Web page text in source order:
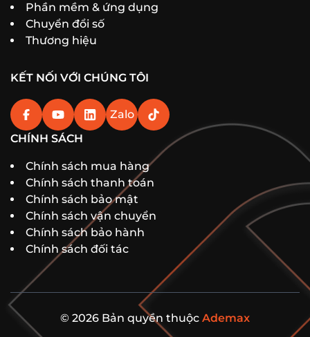
Phần mềm & ứng dụng
Chuyển đổi số
Thương hiệu
KẾT NỐI VỚI CHÚNG TÔI
Zalo
CHÍNH SÁCH
Chính sách mua hàng
Chính sách thanh toán
Chính sách bảo mật
Chính sách vận chuyển
Chính sách bảo hành
Chính sách đối tác
© 2026 Bản quyền thuộc Ademax